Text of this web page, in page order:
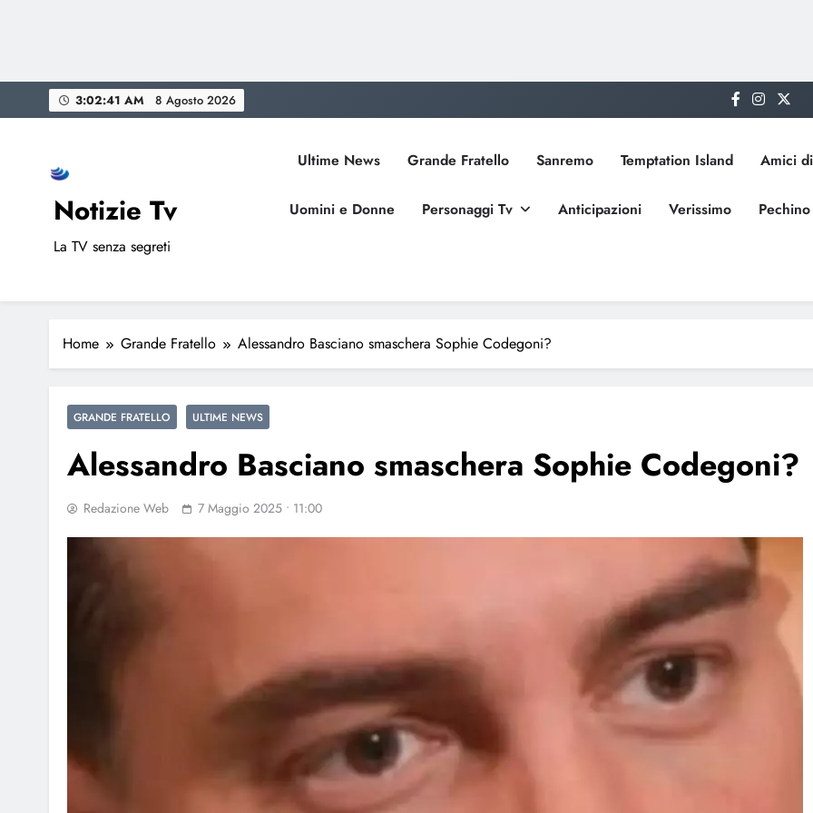
to
3:02:42 AM 8 Agosto 2026
Notizie Tv
La TV senza segreti
Ultime News Grande Fratello Sanremo Temptation Island Amici
Uomini e Donne Personaggi Tv Anticipazioni Verissimo
Home Grande Fratello Alessandro Basciano smaschera Sophie Codegoni?
GRANDE FRATELLO ULTIME NEWS
Alessandro Basciano smaschera Sophie Codegoni?
Redazione Web 7 Maggio 2025 • 11:00